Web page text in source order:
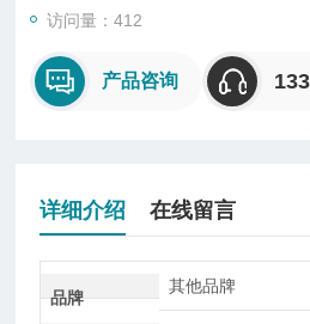
有接触式和非接触式两种测量。非接
访问量：412
产品咨询
详细介绍 在线留言
品牌
其他品牌